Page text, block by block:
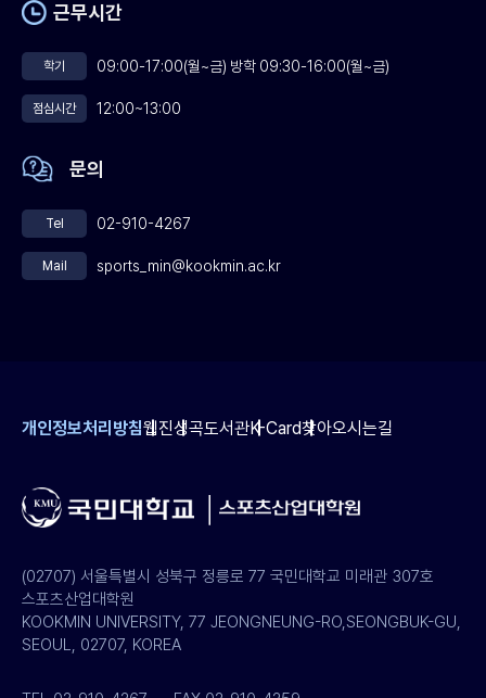
개인정보처리방침웹진성곡도서관K-Card찾아오시는길
(02707) 서울특별시 성북구 정릉로 77 국민대학교 미래관 307호
스포츠산업대학원
KOOKMIN UNIVERSITY, 77 JEONGNEUNG-RO,SEONGBUK-GU,
SEOUL, 02707, KOREA
근무시간
학기 09:00-17:00(월~금) 방학 09:30-16:00(월~금)
점심시간 12:00~13:00
문의
Tel 02-910-4267
Mail sports_min@kookmin.ac.kr